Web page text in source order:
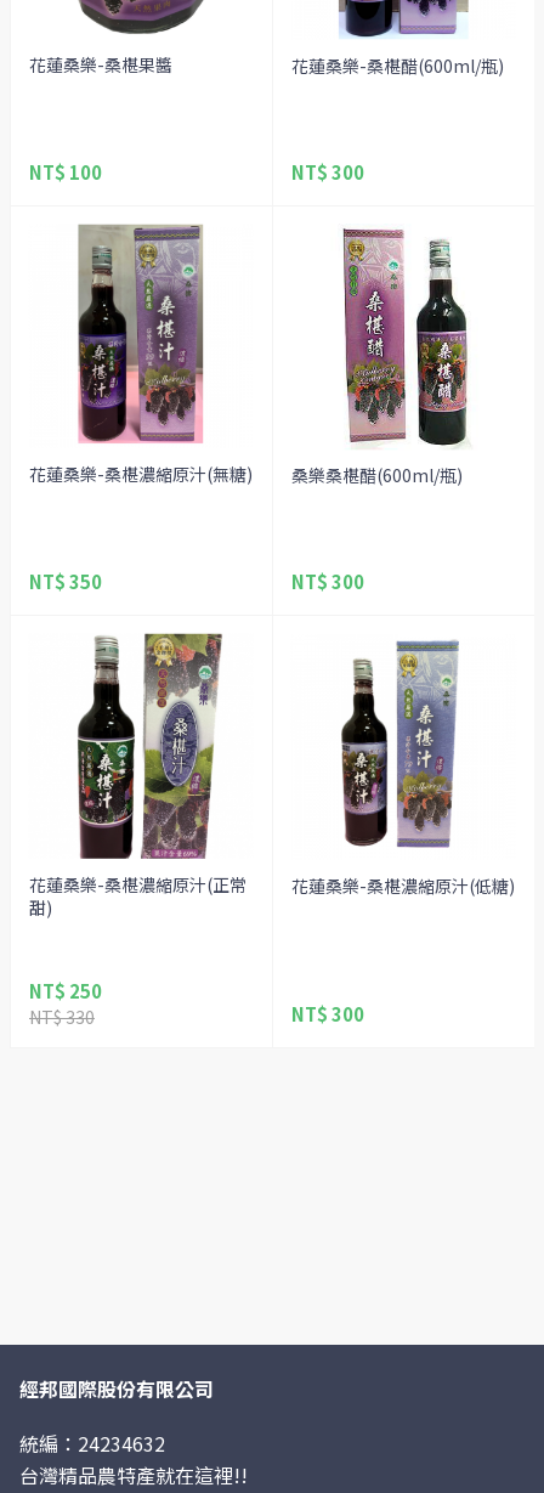
花蓮桑樂-桑椹果醬
NT$ 100
花蓮桑樂-桑椹醋(600ml/瓶)
NT$ 300
花蓮桑樂-桑椹濃縮原汁(無糖)
NT$ 350
桑樂桑椹醋(600ml/瓶)
NT$ 300
花蓮桑樂-桑椹濃縮原汁(正常
甜)
NT$ 250
NT$ 330
花蓮桑樂-桑椹濃縮原汁(低糖)
NT$ 300
經邦國際股份有限公司
統編：24234632
台灣精品農特產就在這裡!!